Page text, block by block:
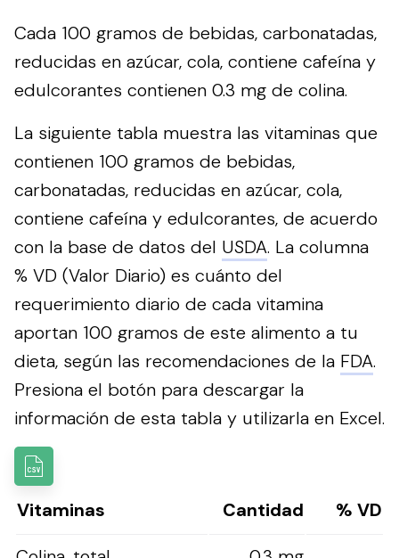
Cada 100 gramos de bebidas, carbonatadas,
reducidas en azúcar, cola, contiene cafeína y
edulcorantes contienen 0.3 mg de colina.
La siguiente tabla muestra las vitaminas que
contienen 100 gramos de bebidas,
carbonatadas, reducidas en azúcar, cola,
contiene cafeína y edulcorantes, de acuerdo
con la base de datos del USDA. La columna
% VD (Valor Diario) es cuánto del
requerimiento diario de cada vitamina
aportan 100 gramos de este alimento a tu
dieta, según las recomendaciones de la FDA.
Presiona el botón para descargar la
información de esta tabla y utilizarla en Excel.
Vitaminas Cantidad
% VD